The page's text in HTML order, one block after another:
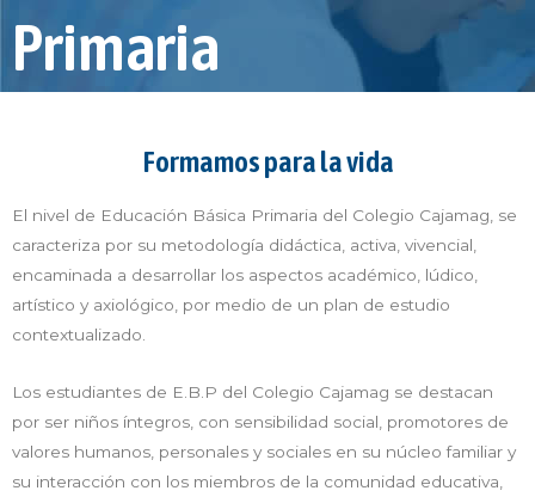
Primaria
Formamos para la vida
El nivel de Educación Básica Primaria del Colegio Cajamag, se
caracteriza por su metodología didáctica, activa, vivencial,
encaminada a desarrollar los aspectos académico, lúdico,
artístico y axiológico, por medio de un plan de estudio
contextualizado.
Los estudiantes de E.B.P del Colegio Cajamag se destacan
por ser niños íntegros, con sensibilidad social, promotores de
valores humanos, personales y sociales en su núcleo familiar y
su interacción con los miembros de la comunidad educativa,